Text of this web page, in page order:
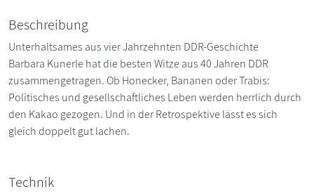
Beschreibung
Unterhaltsames aus vier Jahrzehnten DDR-Geschichte
Barbara Kunerle hat die besten Witze aus 40 Jahren DDR
zusammengetragen. Ob Honecker, Bananen oder Trabis:
Politisches und gesellschaftliches Leben werden herrlich durch
den Kakao gezogen. Und in der Retrospektive lässt es sich
gleich doppelt gut lachen.
Technik